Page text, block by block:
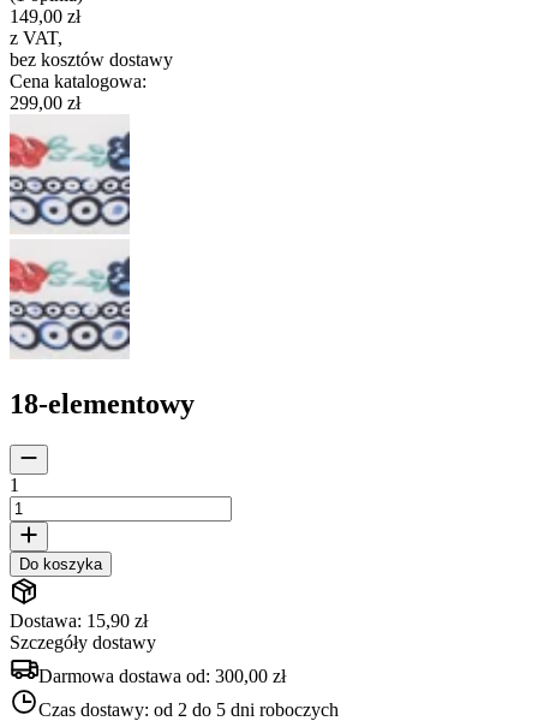
149,00 zł
z VAT,
bez kosztów dostawy
Cena katalogowa:
299,00 zł
18-elementowy
1
Do koszyka
Dostawa: 15,90 zł
Szczegóły dostawy
Darmowa dostawa od: 300,00 zł
Czas dostawy: od 2 do 5 dni roboczych